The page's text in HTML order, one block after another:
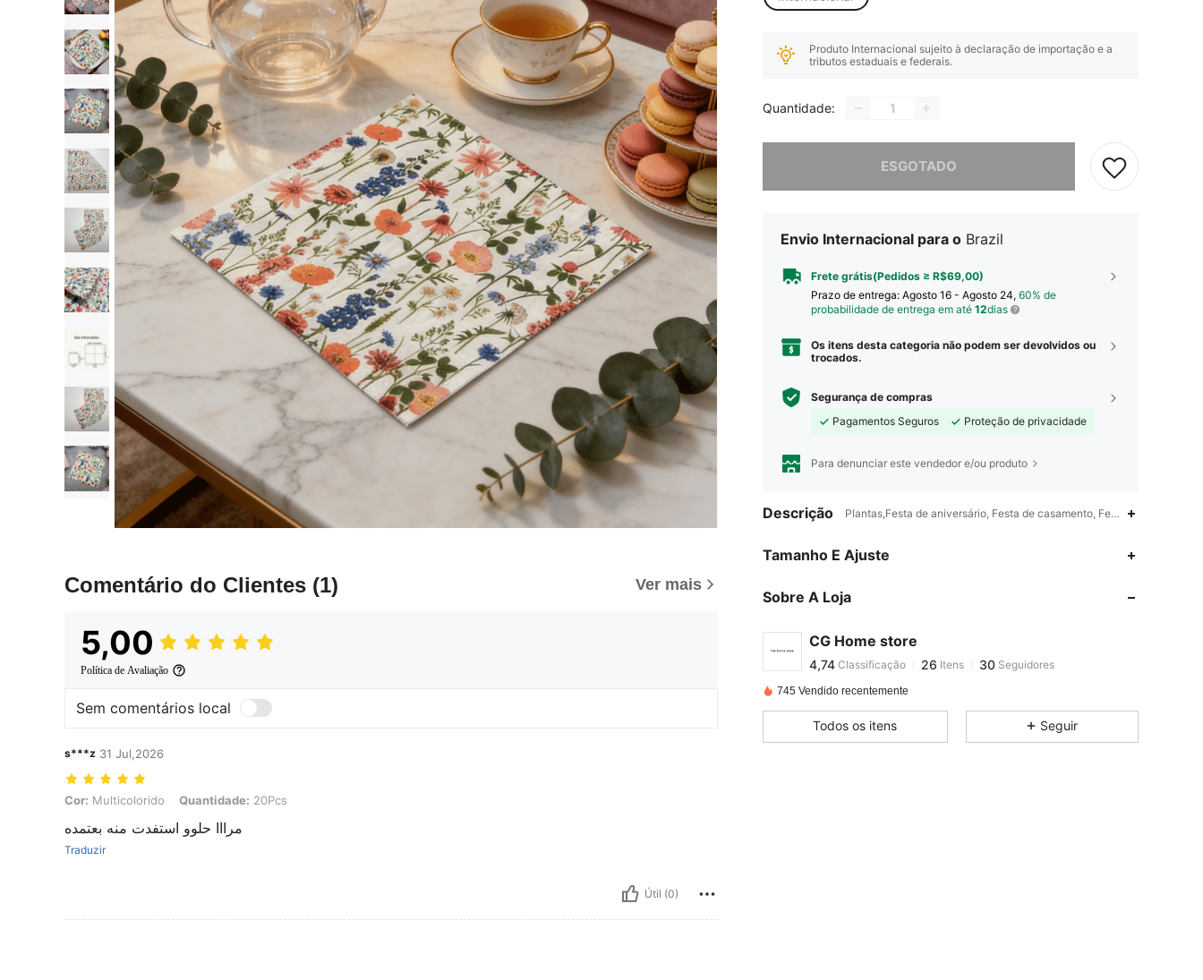
Comentário do Clientes (1) Ver mais
5,00
Política de Avaliação
Sem comentários local
s***z 31 Jul,2026
Cor: Multicolorido, Quantidade: 20Pcs
Cor: Multicolorido Quantidade: 20Pcs
مرااا حلوو استفدت منه بعتمده
Traduzir
Útil (0)
Produto Internacional sujeito à declaração de importação e a
tributos estaduais e federais.
Quantidade:
ESGOTADO
Envio Internacional para o Brazil
Frete grátis(Pedidos ≥ R$69,00)
Prazo de entrega: Agosto 16 - Agosto 24, 60% de
probabilidade de entrega em até 12dias
Os itens desta categoria não podem ser devolvidos ou
trocados.
Segurança de compras
Pagamentos Seguros
Proteção de privacidade
Para denunciar este vendedor e/ou produto
Descrição Plantas,Festa de aniversário, Festa de casamento, Festa de
Tamanho E Ajuste
Sobre A Loja
CG Home store
4,74
4,74
s***kseguido1 dia atrás
4,74
26
30
745 Vendido recentemente
Todos os itens Seguir